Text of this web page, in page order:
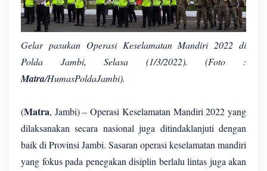
Gelar pasukan Operasi Keselamatan Mandiri 2022 di
Polda Jambi, Selasa (1/3/2022). (Foto :
Matra/HumasPoldaJambi).
(Matra, Jambi) – Operasi Keselamatan Mandiri 2022 yang
dilaksanakan secara nasional juga ditindaklanjuti dengan
baik di Provinsi Jambi. Sasaran operasi keselamatan mandiri
yang fokus pada penegakan disiplin berlalu lintas juga akan